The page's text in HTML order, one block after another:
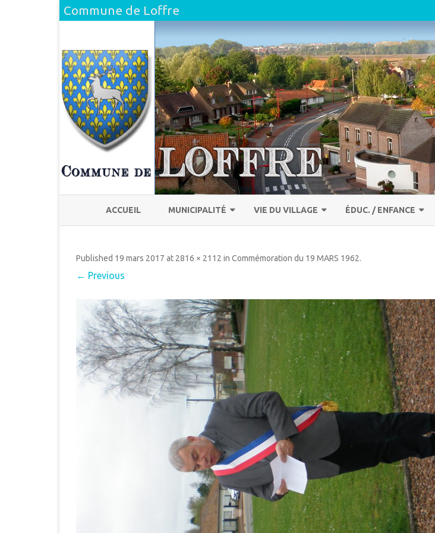
Commune de Loffre
to
ACCUEIL MUNICIPALITÉ
COMPTE RENDU DU CONSEIL
INTERCOMMUNALITÉ
DÉMARCHES ADMINISTRATIVES
LE PLU
VIE DU VILLAGE
LES ASSOCIATIONS
BIEN VIVRE ENSEMBLE
ÉDUC. / ENFANCE
RESTAURANT SCOLAIRE
GARDERIE
RPE (RAM)
Published 19 mars 2017 at 2816 × 2112 in Commémoration du 19 MARS 1962.
← Previous